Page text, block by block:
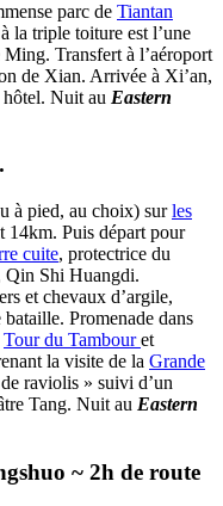
parc de Tiantan
la triple toiture est l’une
Ming. Transfert à l’aéroport
de Xian. Arrivée à Xi’an,
Nuit au Eastern
à pied, au choix) surles
14km. Puis départ pour
cuite, protectrice du
Qin Shi Huangdi.
et chevaux d’argile,
Promenade dans
Tour du Tambouret
la visite de la Grande
raviolis » suivi d’un
Tang. Nuit au Eastern
~ 2h de route